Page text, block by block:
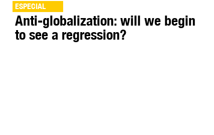
ESPECIAL
Anti-globalization: will we begin
to see a regression?